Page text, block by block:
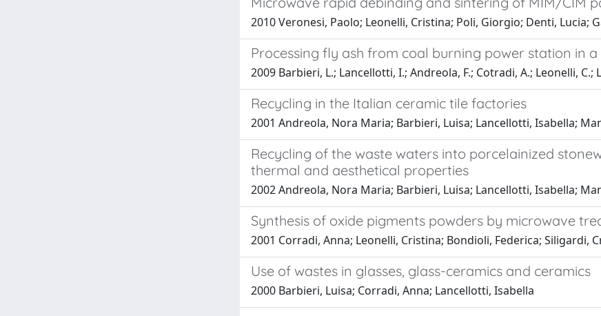
2010 Veronesi, Paolo; Leonelli, Cristina; Poli, Giorgio; Denti, Lucia;
Processing fly ash from coal burning power station in
2009 Barbieri, L.; Lancellotti, I.; Andreola, F.; Cotradi, A.; Leonelli, C.;
Recycling in the Italian ceramic tile factories
2001 Andreola, Nora Maria; Barbieri, Luisa; Lancellotti, Isabella;
Recycling of the waste waters into porcelainized
thermal and aesthetical properties
2002 Andreola, Nora Maria; Barbieri, Luisa; Lancellotti, Isabella;
Synthesis of oxide pigments powders by microwave
2001 Corradi, Anna; Leonelli, Cristina; Bondioli, Federica; Siligardi,
Use of wastes in glasses, glass-ceramics and ceramics
2000 Barbieri, Luisa; Corradi, Anna; Lancellotti, Isabella